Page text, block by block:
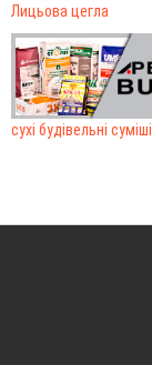
Лицьова цегла
сухі будівельні суміші